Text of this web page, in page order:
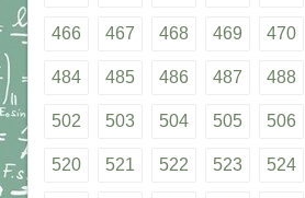
466 467 468 469 470
484 485 486 487 488
502 503 504 505 506
520 521 522 523 524